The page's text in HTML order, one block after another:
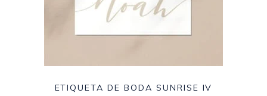
ETIQUETA DE BODA SUNRISE IV